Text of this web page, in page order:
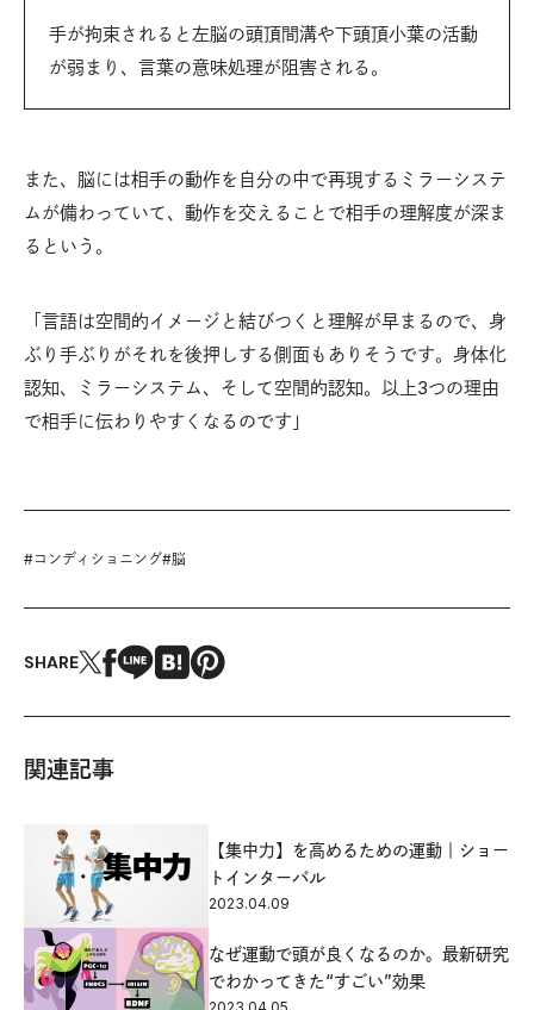
手が拘束されると左脳の頭頂間溝や下頭頂小葉の活動
が弱まり、言葉の意味処理が阻害される。
また、脳には相手の動作を自分の中で再現するミラーシステ
ムが備わっていて、動作を交えることで相手の理解度が深ま
るという。
「言語は空間的イメージと結びつくと理解が早まるので、身
ぶり手ぶりがそれを後押しする側面もありそうです。身体化
認知、ミラーシステム、そして空間的認知。以上3つの理由
で相手に伝わりやすくなるのです」
#コンディショニング#脳
SHARE
関連記事
【集中力】を高めるための運動｜ショー
トインターバル
2023.04.09
なぜ運動で頭が良くなるのか。最新研究
でわかってきた“すごい”効果